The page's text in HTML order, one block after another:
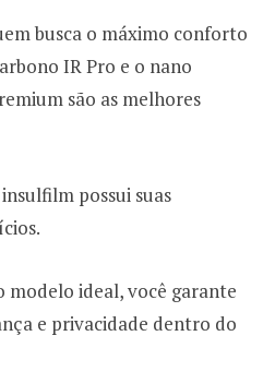
busca o máximo conforto
IR Pro e o nano
são as melhores
possui suas
modelo ideal, você garante
e privacidade dentro do